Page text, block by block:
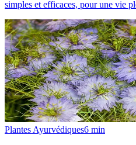
simples et efficaces, pour une vie
Plantes Ayurvédiques6 min